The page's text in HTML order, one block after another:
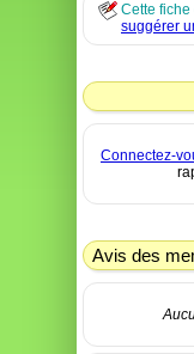
Cette
suggérer
Connectez-
Avis des